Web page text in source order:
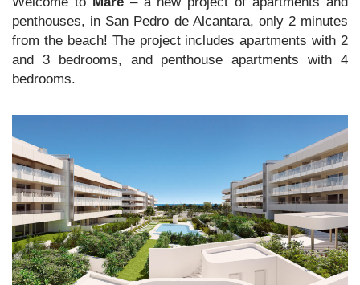
penthouses, in San Pedro de Alcantara, only 2 minutes
from the beach! The project includes apartments with 2
and 3 bedrooms, and penthouse apartments with 4
bedrooms.